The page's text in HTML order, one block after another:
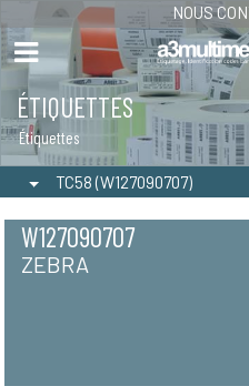
NOUS
ÉTIQUETTES
Étiquettes
TC58 (W127090707)
W127090707
ZEBRA